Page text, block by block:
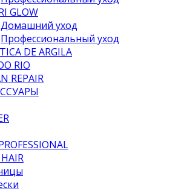
GLOW
Домашний уход
Профессиональный уход
DE ARGILA
RIO
REPAIR